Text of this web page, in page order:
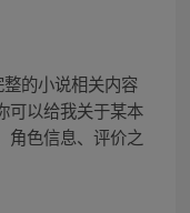
的小说相关内容
可以给我关于某本
角色信息、评价之